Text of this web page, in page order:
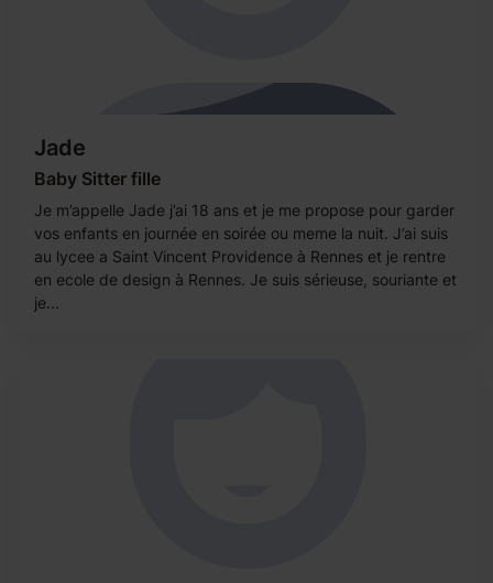
Jade
Baby Sitter fille
Je m’appelle Jade j’ai 18 ans et je me propose pour garder
vos enfants en journée en soirée ou meme la nuit. J’ai suis
au lycee a Saint Vincent Providence à Rennes et je rentre
en ecole de design à Rennes. Je suis sérieuse, souriante et
je...